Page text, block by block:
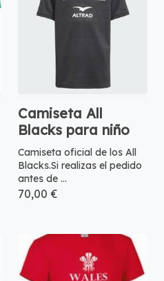
Camiseta All
Blacks para niño
Camiseta oficial de los All
Blacks.Si realizas el pedido
antes de ...
70,00 €